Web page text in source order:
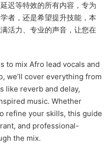
迟等特效的所有内容，专为
者，还是希望提升技能，本
活力、专业的声音，让您在
to mix Afro lead vocals and
we’ll cover everything from
like reverb and delay,
music. Whether
refine your skills, this guide
and professional-
the mix.